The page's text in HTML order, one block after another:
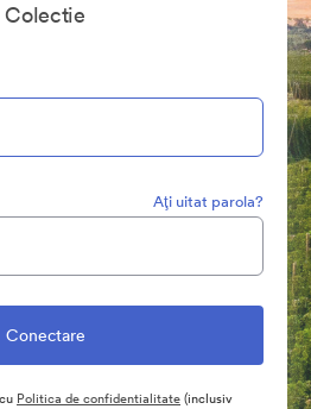
Colectie
Aţi uitat parola?
Politica de confidentialitate(inclusiv